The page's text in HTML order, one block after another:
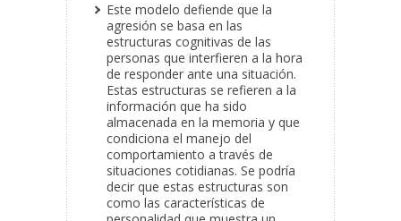
Este modelo defiende que la
agresión se basa en las
estructuras cognitivas de las
personas que interfieren a la hora
de responder ante una situación.
Estas estructuras se refieren a la
información que ha sido
almacenada en la memoria y que
condiciona el manejo del
comportamiento a través de
situaciones cotidianas. Se podría
decir que estas estructuras son
como las características de